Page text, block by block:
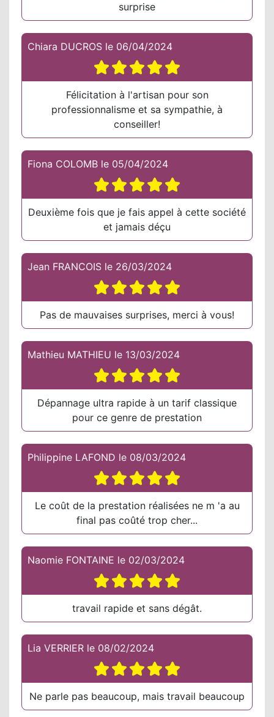
surprise
Chiara DUCROS le 06/04/2024
Félicitation à l'artisan pour son
professionnalisme et sa sympathie, à
conseiller!
Fiona COLOMB le 05/04/2024
Deuxième fois que je fais appel à cette société
et jamais déçu
Jean FRANCOIS le 26/03/2024
Pas de mauvaises surprises, merci à vous!
Mathieu MATHIEU le 13/03/2024
Dépannage ultra rapide à un tarif classique
pour ce genre de prestation
Philippine LAFOND le 08/03/2024
Le coût de la prestation réalisées ne m 'a au
final pas coûté trop cher...
Naomie FONTAINE le 02/03/2024
travail rapide et sans dégât.
Lia VERRIER le 08/02/2024
Ne parle pas beaucoup, mais travail beaucoup